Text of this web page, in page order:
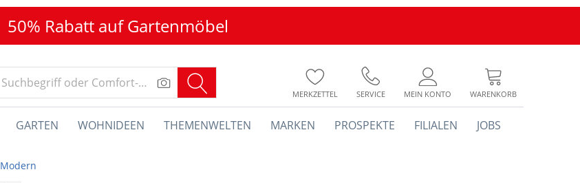
50% Rabatt auf Gartenmöbel
MERKZETTEL SERVICE MEIN KONTO WARENKORB
GARTEN WOHNIDEEN THEMENWELTEN MARKEN PROSPEKTE FILIALEN JOBS
Modern